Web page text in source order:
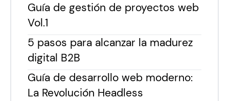
Guía de gestión de proyectos web
Vol.1
5 pasos para alcanzar la madurez
digital B2B
Guía de desarrollo web moderno:
La Revolución Headless